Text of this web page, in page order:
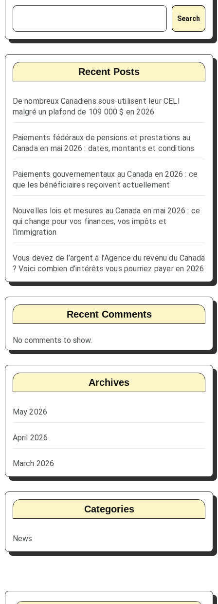
Search
Recent Posts
De nombreux Canadiens sous-utilisent leur CELI
malgré un plafond de 109 000 $ en 2026
Paiements fédéraux de pensions et prestations au
Canada en mai 2026 : dates, montants et conditions
Paiements gouvernementaux au Canada en 2026 : ce
que les bénéficiaires reçoivent actuellement
Nouvelles lois et mesures au Canada en mai 2026 : ce
qui change pour vos finances, vos impôts et
l’immigration
Vous devez de l’argent à l’Agence du revenu du Canada
? Voici combien d’intérêts vous pourriez payer en 2026
Recent Comments
No comments to show.
Archives
May 2026
April 2026
March 2026
Categories
News